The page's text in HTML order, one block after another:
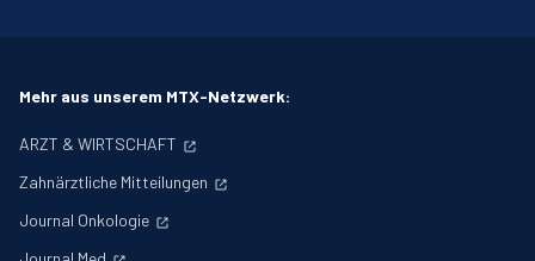
Mehr aus unserem MTX-Netzwerk:
ARZT & WIRTSCHAFT
Zahnärztliche Mitteilungen
Journal Onkologie